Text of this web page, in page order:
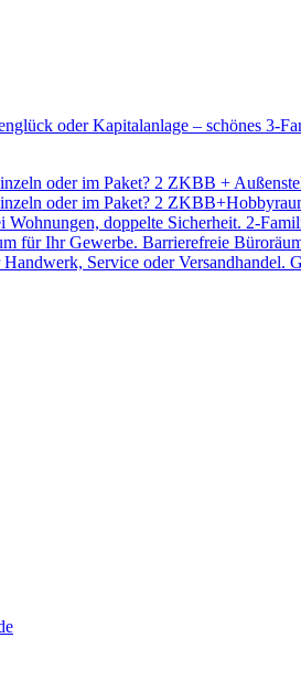
oder Kapitalanlage – schönes 3-
oder im Paket? 2 ZKBB +
oder im Paket? 2
doppelte Sicherheit. 2-
für Ihr Gewerbe. Barrierefreie
Service oder